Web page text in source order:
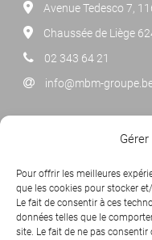
Pour offrir les meilleures
que les cookies pour stocker
Le fait de consentir à ces
données telles que le
site. Le fait de ne pas
Avenue Tedesco 7,
Chaussée de Liège
02 343 64 21
info@mbm-
mensuelle.